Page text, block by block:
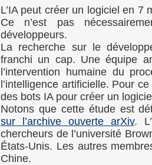
L’IA peut créer un logiciel en 7
Ce n’est pas
développeurs.
La recherche sur le
franchi un cap. Une équipe
l’intervention humaine du
l’intelligence artificielle. Pour
des bots IA pour créer un
Notons que cette étude est
sur l’archive ouverte arXiv.
chercheurs de l’université
États-Unis. Les autres
Chine.